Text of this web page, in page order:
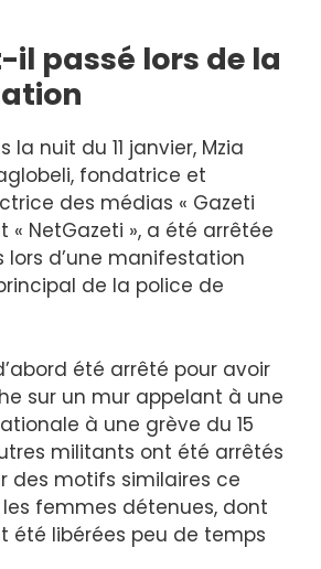
il passé lors de la
la nuit du 11 janvier, Mzia
fondatrice et
des médias « Gazeti
« NetGazeti », a été arrêtée
lors d’une manifestation
de la police de
été arrêté pour avoir
sur un mur appelant à une
à une grève du 15
militants ont été arrêtés
des motifs similaires ce
femmes détenues, dont
été libérées peu de temps